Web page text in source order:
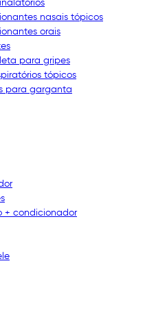
nasais tópicos
orais
para gripes
tópicos
para garganta
+ condicionador